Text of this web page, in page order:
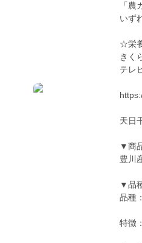
「農
いず
☆栄
きく
テレ
天日
▼商
豊川
▼品
品種
特徴